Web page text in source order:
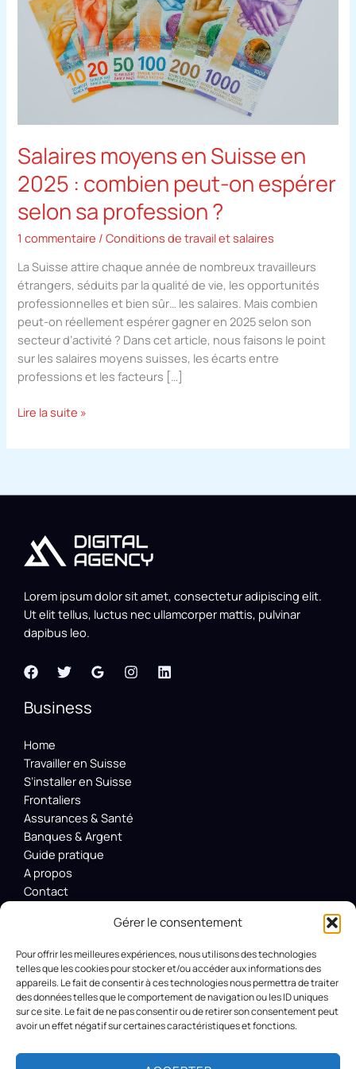
Gérer le consentement
Pour offrir les meilleures expériences, nous utilisons des technologies
telles que les cookies pour stocker et/ou accéder aux informations des
appareils. Le fait de consentir à ces technologies nous permettra de traiter
des données telles que le comportement de navigation ou les ID uniques
sur ce site. Le fait de ne pas consentir ou de retirer son consentement peut
avoir un effet négatif sur certaines caractéristiques et fonctions.
Salaires moyens en Suisse en
2025 : combien peut-on espérer
selon sa profession ?
1 commentaire /Conditions de travail et salaires
La Suisse attire chaque année de nombreux travailleurs
étrangers, séduits par la qualité de vie, les opportunités
professionnelles et bien sûr… les salaires. Mais combien
peut-on réellement espérer gagner en 2025 selon son
secteur d’activité ? Dans cet article, nous faisons le point
sur les salaires moyens suisses, les écarts entre
professions et les facteurs […]
2025
combien
profession
?
Lire la suite »
Lorem ipsum dolor sit amet, consectetur adipiscing elit.
Ut elit tellus, luctus nec ullamcorper mattis, pulvinar
dapibus leo.
Business
Home
Travailler en Suisse
S’installer en Suisse
Frontaliers
Assurances & Santé
Banques & Argent
Guide pratique
A propos
Contact
Get In Touch
Rt. 66, Downtown, Washington, DC
info@example.com​
1-800-1234-567